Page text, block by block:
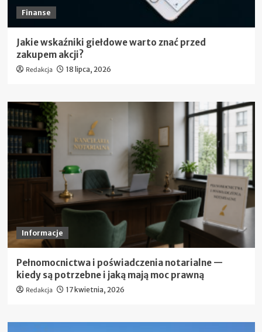
Finanse
Jakie wskaźniki giełdowe warto znać przed
zakupem akcji?
Redakcja 18 lipca, 2026
Informacje
Pełnomocnictwa i poświadczenia notarialne —
kiedy są potrzebne i jaką mają moc prawną
Redakcja 17 kwietnia, 2026